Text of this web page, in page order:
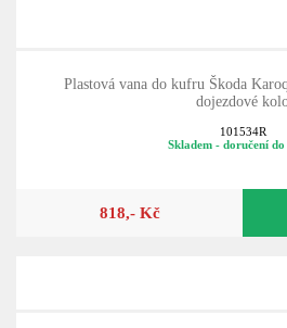
Plastová vana do kufru Škoda
dojezdové
101534R
Skladem - doručení
818,- Kč